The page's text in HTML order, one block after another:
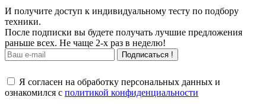
И получите доступ к индивидуальному тесту по подбору
техники.
После подписки вы будете получать лучшие предложения
раньше всех. Не чаще 2-х раз в неделю!
Подписаться !
Я согласен на обработку персональных данных и
ознакомился с политикой конфиденциальности